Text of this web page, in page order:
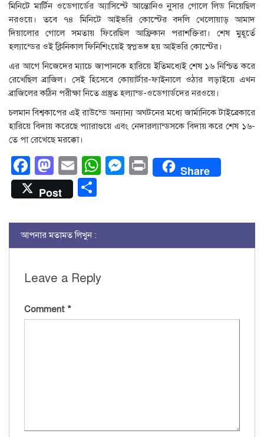
মিনিটে মার্টিন ওডেগার্ডের অ্যাসিস্টে আন্তোনিও নুসার গোলে লিড নিয়েছিল
নরওয়ে। তবে ৭৪ মিনিটে আইভরি কোস্টের বদলি খেলোয়াড় আমাদ
দিয়ালোর গোলে সমতায় ফিরেছিল আফ্রিকান পরাশক্তিরা। শেষ মুহূর্তে
হল্যান্ডের ওই ক্লিনিকাল ফিনিশিংয়েই স্বপ্নভঙ্গ হয় আইভরি কোস্টের।
এর আগে নিজেদের ম্যাচে জাপানকে হারিয়ে ইতিমধ্যেই শেষ ১৬ নিশ্চিত করে
রেখেছিল ব্রাজিল। সেই হিসেবে কোয়ার্টার-ফাইনালে ওঠার লড়াইয়ে এখন
ব্রাজিলের কঠিন পরীক্ষা নিতে প্রস্তুত হল্যান্ড-ওডেগার্ডদের নরওয়ে।
চলমান বিশ্বকাপের এই রাউন্ডে অন্যান্য অঘটনের মধ্যে জার্মানিকে টাইব্রেকারে
হারিয়ে বিদায় করেছে প্যারাগুয়ে এবং নেদারল্যান্ডসকে বিদায় করে শেষ ১৬-
তে পা রেখেছে মরক্কো।
Facebook
Mastodon
EmailWhatsApp
Messenger
PrintShare
Post
আপনার মতামত লিখুন :
Leave a Reply
Comment *